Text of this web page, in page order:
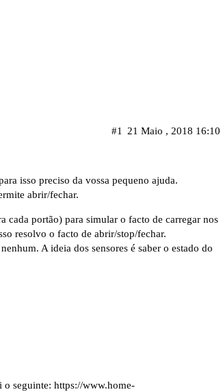
21 Maio , 2018 16:10
#1
isso preciso da vossa pequeno ajuda.
abrir/fechar.
cada portão) para simular o facto de carregar nos
resolvo o facto de abrir/stop/fechar.
A ideia dos sensores é saber o estado do
o seguinte: https://www.home-